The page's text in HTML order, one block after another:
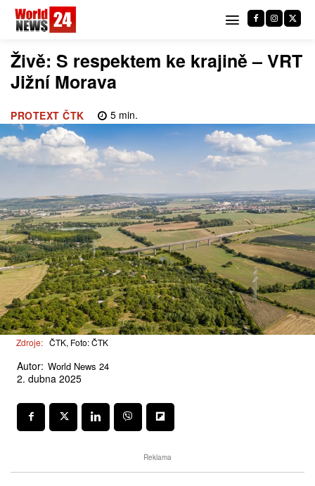
Živě: S respektem ke krajině – VRT
Jižní Morava
PROTEXT ČTK 5min.
Zdroje: ČTK, Foto: ČTK
Autor: World News 24
2. dubna 2025
Reklama